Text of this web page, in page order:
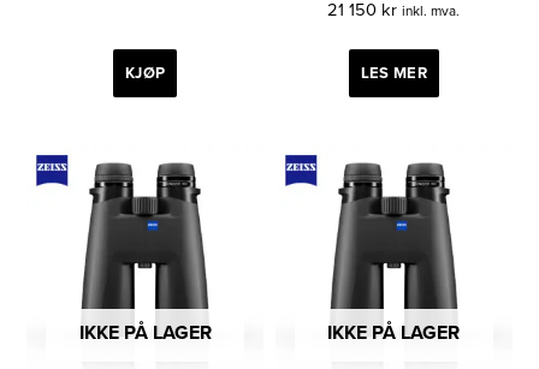
KJØP
21 150 kr inkl. mva.
LES MER
IKKE PÅ LAGER IKKE PÅ LAGER